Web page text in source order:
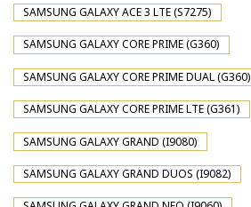
SAMSUNG GALAXY ACE 3 LTE (S7275)
SAMSUNG GALAXY CORE PRIME (G360)
SAMSUNG GALAXY CORE PRIME DUAL (G360)
SAMSUNG GALAXY CORE PRIME LTE (G361)
SAMSUNG GALAXY GRAND (I9080)
SAMSUNG GALAXY GRAND DUOS (I9082)